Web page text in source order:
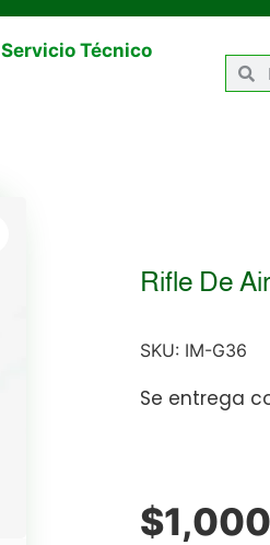
Servicio Técnico
Rifle De
SKU: IM-G36
Se entrega
$